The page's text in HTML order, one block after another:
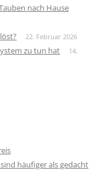
nach Hause
22. Februar 2026
zu tun hat
14.
häufiger als gedacht